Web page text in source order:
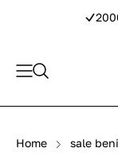
Home sale